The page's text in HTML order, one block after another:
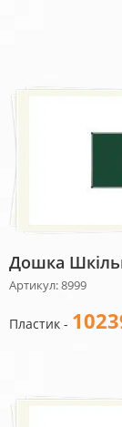
Дошка
Артикул: 8999
Пластик -